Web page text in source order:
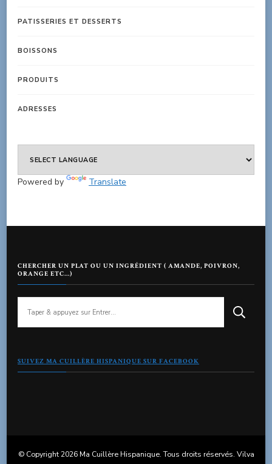
PATISSERIES ET DESSERTS
BOISSONS
PRODUITS
ADRESSES
Powered by Translate
CHERCHER UN PLAT OU UN INGRÉDIENT ( AMANDE, POIVRON,
ORANGE ETC…)
recherchiez
?
SUIVEZ MA CUILLÈRE HISPANIQUE SUR FACEBOOK
© Copyright 2026Ma Cuillère Hispanique. Tous droits réservés. Vilva